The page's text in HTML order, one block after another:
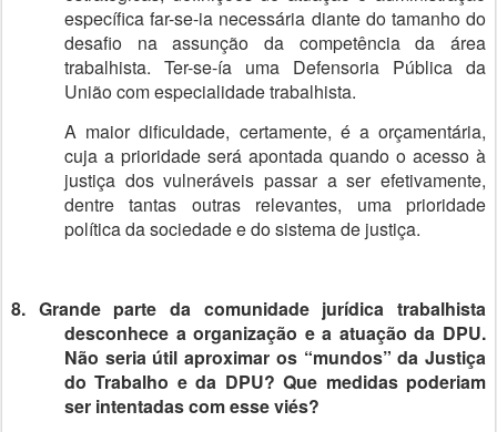
específica far-se-ia necessária diante do tamanho do
desafio na assunção da competência da área
trabalhista. Ter-se-ía uma Defensoria Pública da
União com especialidade trabalhista.
A maior dificuldade, certamente, é a orçamentária,
cuja a prioridade será apontada quando o acesso à
justiça dos vulneráveis passar a ser efetivamente,
dentre tantas outras relevantes, uma prioridade
política da sociedade e do sistema de justiça.
8. Grande parte da comunidade jurídica trabalhista
desconhece a organização e a atuação da DPU.
Não seria útil aproximar os “mundos” da Justiça
do Trabalho e da DPU? Que medidas poderiam
ser intentadas com esse viés?